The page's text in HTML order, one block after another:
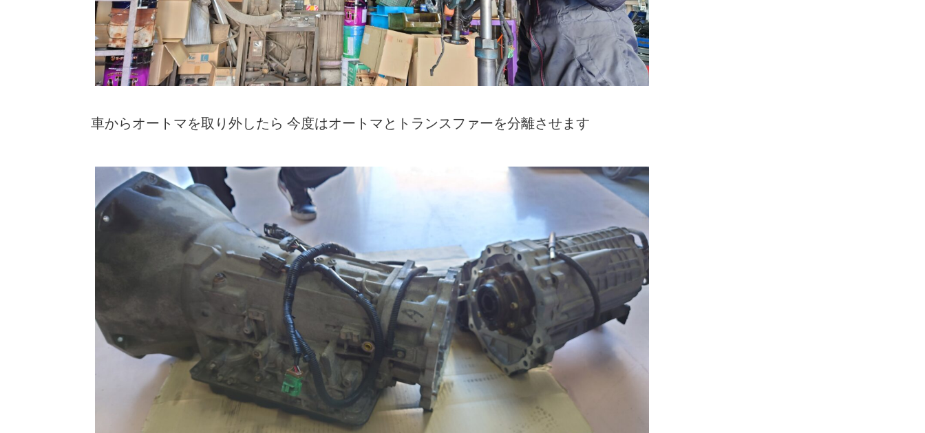
車からオートマを取り外したら 今度はオートマとトランスファーを分離させます